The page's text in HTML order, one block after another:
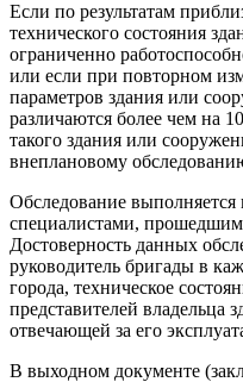
Если по результатам
технического состояния
ограниченно
или если при повторном
параметров здания или
различаются более чем на
такого здания или
внеплановому
Обследование
специалистами,
Достоверность данных
руководитель бригады в
города, техническое
представителей владельца
отвечающей за его
В выходном документе